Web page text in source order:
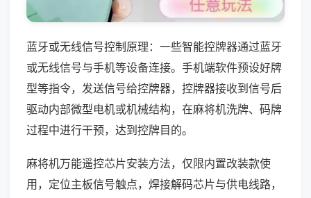
蓝牙或无线信号控制原理：一些智能控牌器通过蓝牙
或无线信号与手机等设备连接。手机端软件预设好牌
型等指令，发送信号给控牌器，控牌器接收到信号后
驱动内部微型电机或机械结构，在麻将机洗牌、码牌
过程中进行干预，达到控牌目的。
麻将机万能遥控芯片安装方法，仅限内置改装款使
用，定位主板信号触点，焊接解码芯片与供电线路，